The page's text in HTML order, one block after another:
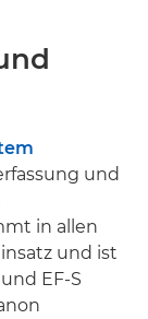
und
in allen
und ist
EF-S